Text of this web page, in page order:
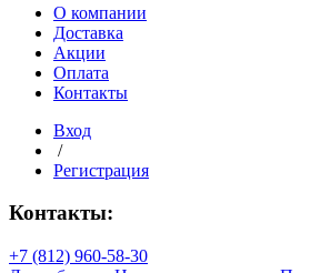
О компании
Доставка
Акции
Оплата
Контакты
Вход
/
Регистрация
Контакты:
+7 (812) 960-58-30